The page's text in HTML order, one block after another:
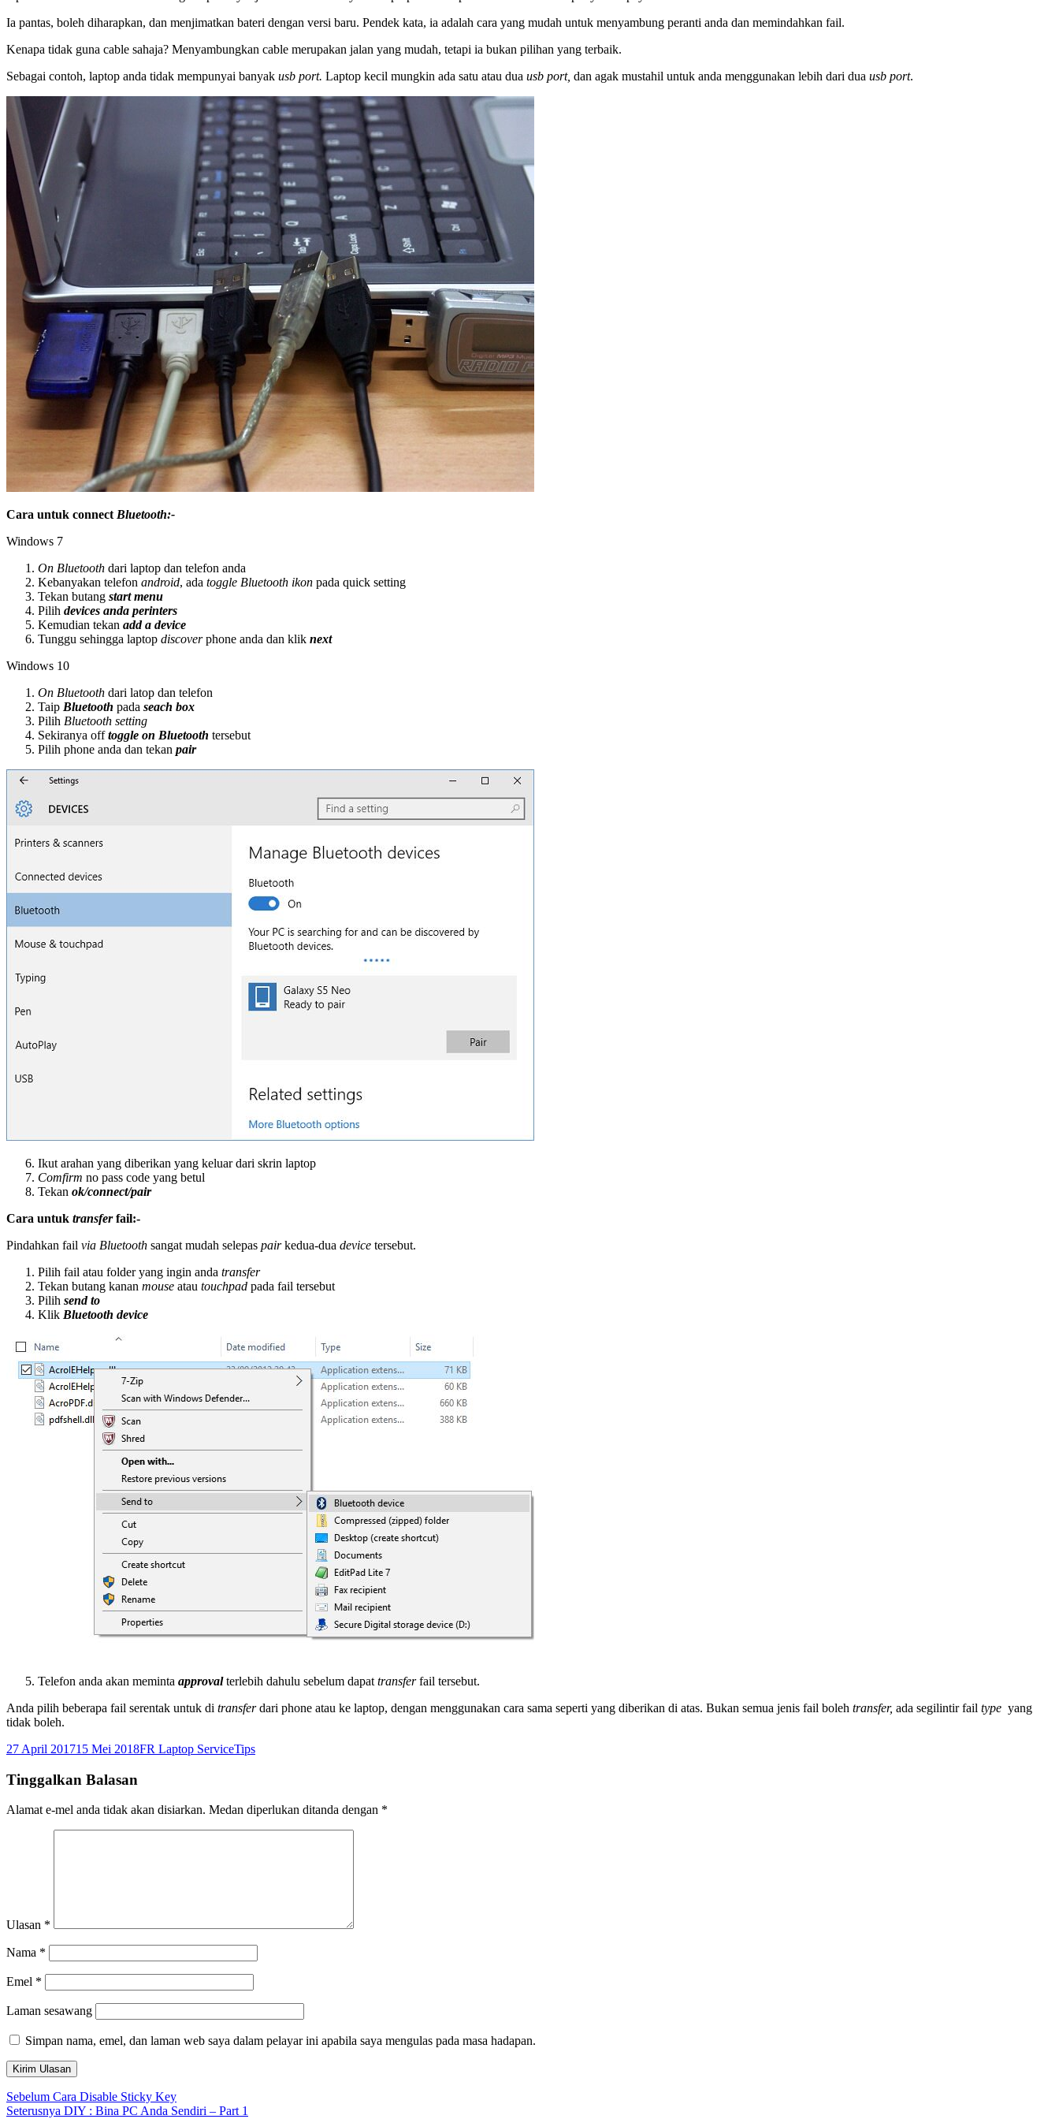
Ia pantas, boleh diharapkan, dan menjimatkan bateri dengan versi baru. Pendek kata, ia adalah cara yang mudah untuk menyambung peranti anda dan memindahkan fail.
Kenapa tidak guna cable sahaja? Menyambungkan cable merupakan jalan yang mudah, tetapi ia bukan pilihan yang terbaik.
Sebagai contoh, laptop anda tidak mempunyai banyak usb port. Laptop kecil mungkin ada satu atau dua usb port, dan agak mustahil untuk anda menggunakan lebih dari dua usb port.
Cara untuk connect Bluetooth:-
Windows 7
On Bluetooth dari laptop dan telefon anda
Kebanyakan telefon android, ada toggle Bluetooth ikon pada quick setting
Tekan butang start menu
Pilih devices anda perinters
Kemudian tekan add a device
Tunggu sehingga laptop discoverphone anda dan klik next
Windows 10
On Bluetooth dari latop dan telefon
Taip Bluetooth pada seach box
Pilih Bluetooth setting
Sekiranya offtoggle on Bluetooth tersebut
Pilih phone anda dan tekan pair
Ikut arahan yang diberikan yang keluar dari skrin laptop
Comfirm no pass code yang betul
Tekan ok/connect/pair
Cara untuk transferfail:-
Pindahkan fail via Bluetooth sangat mudah selepas pairkedua-dua device tersebut.
Pilih fail atau folder yang ingin anda transfer
Tekan butang kanan mouse atau touchpad pada fail tersebut
Pilih send to
Klik Bluetooth device
Telefon anda akan meminta approval terlebih dahulu sebelum dapat transferfail tersebut.
Anda pilih beberapa fail serentak untuk di transferdari phone atau ke laptop, dengan menggunakan cara sama seperti yang diberikan di atas. Bukan semua jenis fail boleh transfer, ada segilintir fail type yang
tidak boleh.
Dikirimkan
27 April 201715 Mei 2018Pengarang
FR Laptop ServiceKategori
Tips
Tinggalkan Balasan
Alamat e-mel anda tidak akan disiarkan. Medan diperlukan ditanda dengan *
Ulasan *
Nama *
Emel *
Laman sesawang
Simpan nama, emel, dan laman web saya dalam pelayar ini apabila saya mengulas pada masa hadapan.
Navigasi
Sebelum Kiriman
sebelumnya:
Cara Disable Sticky Key
Seterusnya Kiriman
DIY : Bina PC Anda Sendiri – Part 1